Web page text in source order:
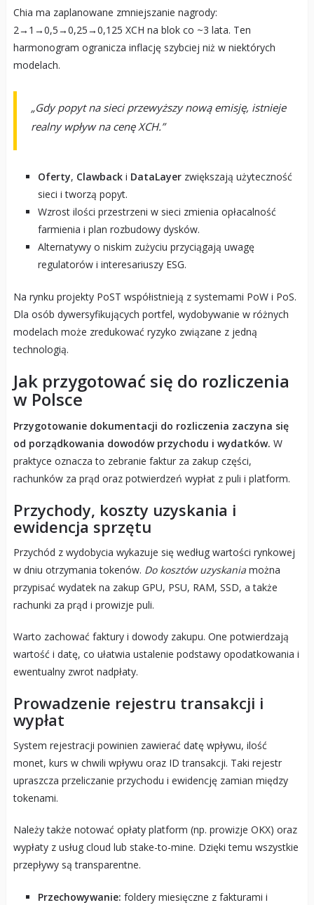
Chia ma zaplanowane zmniejszanie nagrody:
2→1→0,5→0,25→0,125 XCH na blok co ~3 lata. Ten
harmonogram ogranicza inflację szybciej niż w niektórych
modelach.
„Gdy popyt na sieci przewyższy nową emisję, istnieje
realny wpływ na cenę XCH.”
Oferty, Clawbacki DataLayerzwiększają użyteczność
sieci i tworzą popyt.
Wzrost ilości przestrzeni w sieci zmienia opłacalność
farmienia i plan rozbudowy dysków.
Alternatywy o niskim zużyciu przyciągają uwagę
regulatorów i interesariuszy ESG.
Na rynku projekty PoST współistnieją z systemami PoW i PoS.
Dla osób dywersyfikujących portfel, wydobywanie w różnych
modelach może zredukować ryzyko związane z jedną
technologią.
Jak przygotować się do rozliczenia
w Polsce
Przygotowanie dokumentacji do rozliczenia zaczyna się
od porządkowania dowodów przychodu i wydatków. W
praktyce oznacza to zebranie faktur za zakup części,
rachunków za prąd oraz potwierdzeń wypłat z puli i platform.
Przychody, koszty uzyskania i
ewidencja sprzętu
Przychód z wydobycia wykazuje się według wartości rynkowej
w dniu otrzymania tokenów. Do kosztów uzyskaniamożna
przypisać wydatek na zakup GPU, PSU, RAM, SSD, a także
rachunki za prąd i prowizje puli.
Warto zachować faktury i dowody zakupu. One potwierdzają
wartość i datę, co ułatwia ustalenie podstawy opodatkowania i
ewentualny zwrot nadpłaty.
Prowadzenie rejestru transakcji i
wypłat
System rejestracji powinien zawierać datę wpływu, ilość
monet, kurs w chwili wpływu oraz ID transakcji. Taki rejestr
upraszcza przeliczanie przychodu i ewidencję zamian między
tokenami.
Należy także notować opłaty platform (np. prowizje OKX) oraz
wypłaty z usług cloud lub stake-to-mine. Dzięki temu wszystkie
przepływy są transparentne.
Przechowywanie: foldery miesięczne z fakturami i